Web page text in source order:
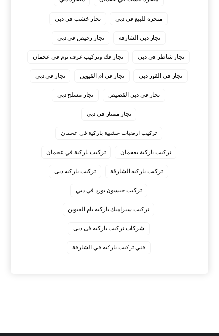
منجرة للبيع في دبي نجار خشب في دبي
نجار دبي الشارقة نجار رخيص في دبي
نجار شاطر في دبي نجار فك وتركيب غرف نوم في عجمان
نجار في القوز دبي نجار في ام القيوين نجار في دبي
نجار في دبي القصيص نجار مسلح دبي
نجار ممتاز في دبي
‏تركيب ارضيات خشبية باركية في عجمان
‏تركيب باركية بعجمان ‏تركيب باركية في عجمان
‏تركيب باركيه الشارقة ‏تركيب باركيه دبى
‏تركيب جبسون بورد في دبي
‏تركيب سيراميك باركيه بام القيوين
‏شركات تركيب باركيه فى دبى
‏فني تركيب باركيه في الشارقة